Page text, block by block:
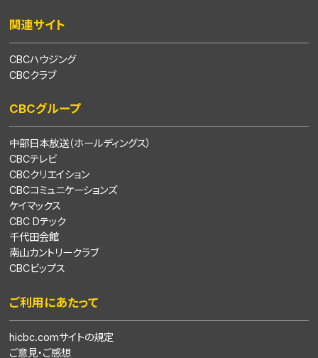
関連サイト
CBCハウジング
CBCクラブ
CBCグループ
中部日本放送（ホールディングス）
CBCテレビ
CBCクリエイション
CBCコミュニケーションズ
ケイマックス
CBC Dテック
千代田会館
南山カントリークラブ
CBCビップス
ご利用にあたって
hicbc.comサイトの規定
ご意見・ご感想